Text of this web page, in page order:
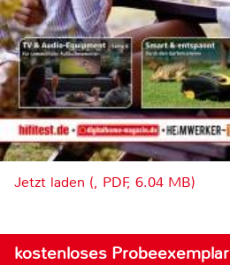
Jetzt laden (, PDF, 6.04 MB)
kostenloses Probeexemplar